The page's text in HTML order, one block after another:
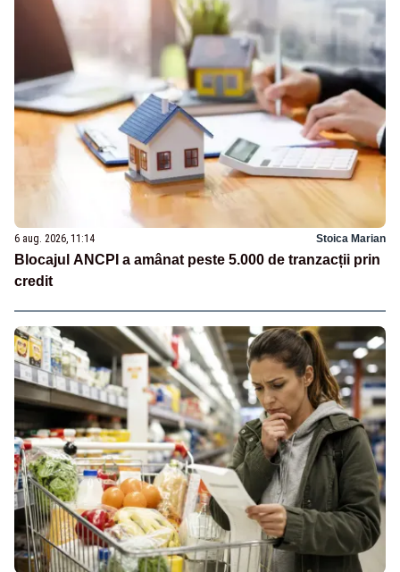
6 aug. 2026, 11:14 Stoica Marian
Blocajul ANCPI a amânat peste 5.000 de tranzacții prin
credit